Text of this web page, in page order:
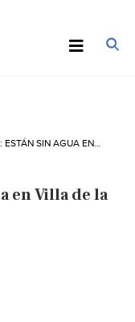
en Villa de la